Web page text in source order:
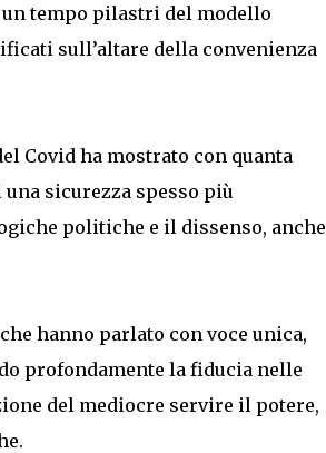
tempo pilastri del modello
sull’altare della convenienza
Covid ha mostrato con quanta
sicurezza spesso più
politiche e il dissenso, anche
hanno parlato con voce unica,
profondamente la fiducia nelle
del mediocre servire il potere,